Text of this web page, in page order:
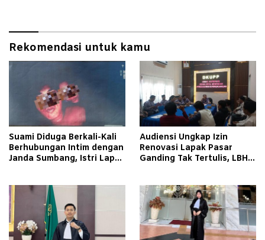
Rekomendasi untuk kamu
Suami Diduga Berkali-Kali
Berhubungan Intim dengan
Janda Sumbang, Istri Lapor
Audiensi Ungkap Izin
Renovasi Lapak Pasar
Ganding Tak Tertulis, LBH